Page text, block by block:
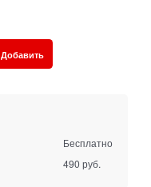
Добавить
Бесплатно
490 руб.